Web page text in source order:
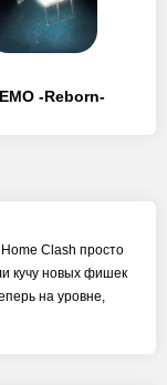
-Reborn-
Clash просто
кучу новых фишек
на уровне,